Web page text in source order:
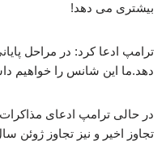
بیشتری می دهد!
ترامپ ادعا کرد: در مراحل
دهد.ما این شانس را خواهیم
در حالی ترامپ ادعای
تجاوز اخیر و نیز تجاوز ژوئن